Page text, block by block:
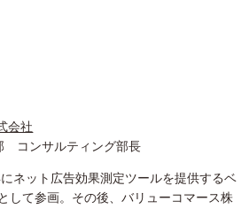
会社
コンサルティング部長
ネット広告効果測定ツールを提供するベ
して参画。その後、バリューコマース株